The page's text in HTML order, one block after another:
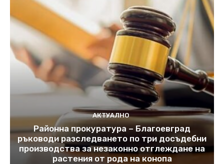
АКТУАЛНО
Районна прокуратура – Благоевград
ръководи разследването по три досъдебни
производства за незаконно отглеждане на
растения от рода на конопа